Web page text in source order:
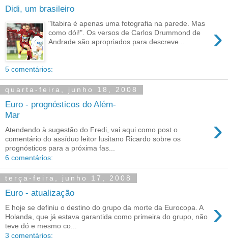
Didi, um brasileiro
›
"Itabira é apenas uma fotografia na parede. Mas
como dói!". Os versos de Carlos Drummond de
Andrade são apropriados para descreve...
5 comentários:
quarta-feira, junho 18, 2008
Euro - prognósticos do Além-
Mar
›
Atendendo à sugestão do Fredi, vai aqui como post o
comentário do assíduo leitor lusitano Ricardo sobre os
prognósticos para a próxima fas...
6 comentários:
terça-feira, junho 17, 2008
Euro - atualização
›
E hoje se definiu o destino do grupo da morte da Eurocopa. A
Holanda, que já estava garantida como primeira do grupo, não
teve dó e mesmo co...
3 comentários: